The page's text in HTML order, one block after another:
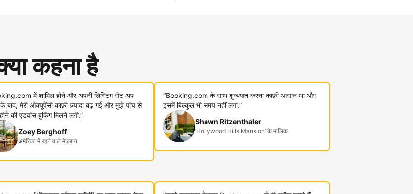
कहना है
में शामिल होने और अपनी लिस्टिंग सेट अप
बाद, मेरी ओक्यूपेंसी काफ़ी ज़्यादा बढ़ गई और मुझे पांच से
की एडवांस बुकिंग मिलने लगी.”
Zoey Berghoff
अमेरिका में रहने वाले मेज़बान
“Booking.com के साथ शुरुआत करना काफ़ी आसान था और
इसमें बिल्कुल भी समय नहीं लगा.”
Shawn Ritzenthaler
‘Hollywood Hills Mansion’ के मालिक